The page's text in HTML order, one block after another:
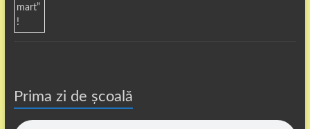
Prima zi de școală